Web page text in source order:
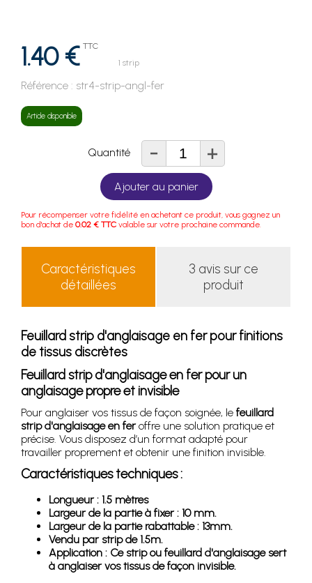
1.40 € TTC
1 strip
Référence : str4-strip-angl-fer
Article disponible
Quantité - +
Ajouter au panier
Pour récompenser votre fidélité en achetant ce produit, vous gagnez un
bon d'achat de 0.02 € TTC valable sur votre prochaine commande.
Caractéristiques
détaillées
3 avis sur ce
produit
Feuillard strip d'anglaisage en fer pour finitions
de tissus discrètes
Feuillard strip d'anglaisage en fer pour un
anglaisage propre et invisible
Pour anglaiser vos tissus de façon soignée, le feuillard
strip d'anglaisage en feroffre une solution pratique et
précise. Vous disposez d’un format adapté pour
travailler proprement et obtenir une finition invisible.
Caractéristiques techniques :
Longueur : 1.5 mètres
Largeur de la partie à fixer : 10 mm.
Largeur de la partie rabattable : 13mm.
Vendu par strip de 1.5m.
Application : Ce strip ou feuillard d'anglaisage sert
à anglaiser vos tissus de façon invisible.